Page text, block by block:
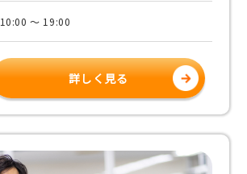
10:00 ～ 19:00
詳しく見る